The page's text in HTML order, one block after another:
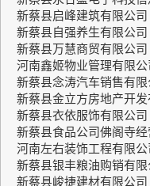
新蔡县启峰建筑有限公司
新蔡县自强养生有限公司
新蔡县万慧商贸有限公司
河南鑫姬物业管理有限公
新蔡县念涛汽车销售有
新蔡县金立方房地产开
新蔡县衣依服饰有限公司
新蔡县食品公司佛阁寺
河南左右装饰工程有限公
新蔡县银丰粮油购销有
新蔡县峻捷建材有限公司